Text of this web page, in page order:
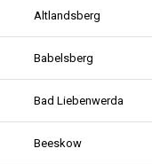
Altlandsberg
Babelsberg
Bad Liebenwerda
Beeskow